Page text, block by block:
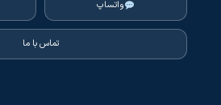
واتساپ
تماس با ما